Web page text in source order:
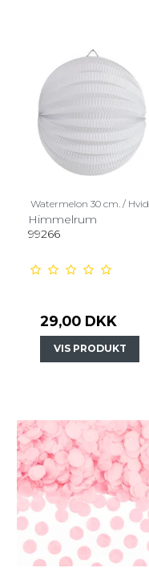
Watermelon 30 cm. / Hvid
Himmelrum
99266
29,00 DKK
VIS PRODUKT